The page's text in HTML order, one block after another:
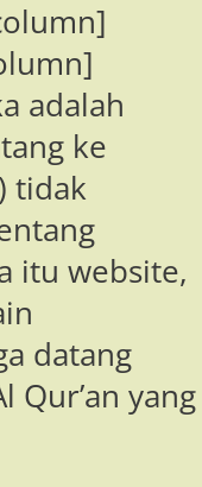
adalah
ke
tidak
itu website,
datang
Qur’an yang